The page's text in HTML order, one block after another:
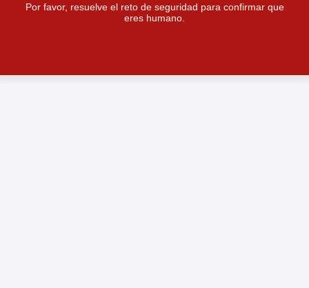
Por favor, resuelve el reto de seguridad para confirmar que
eres humano.